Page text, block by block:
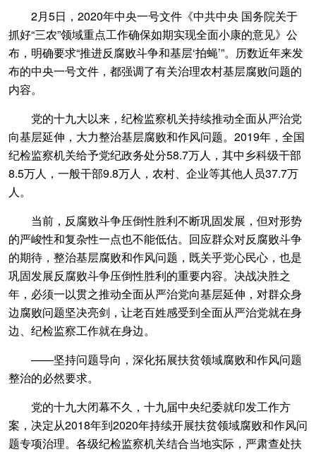
2月5日，2020年中央一号文件《中共中央 国务院关于
抓好“三农”领域重点工作确保如期实现全面小康的意见》公
布，明确要求“推进反腐败斗争和基层‘拍蝇’”。历数近年来发
布的中央一号文件，都强调了有关治理农村基层腐败问题的
内容。
党的十九大以来，纪检监察机关持续推动全面从严治党
向基层延伸，大力整治基层腐败和作风问题。2019年，全国
纪检监察机关给予党纪政务处分58.7万人，其中乡科级干部
8.5万人，一般干部9.8万人，农村、企业等其他人员37.7万
人。
当前，反腐败斗争压倒性胜利不断巩固发展，但对形势
的严峻性和复杂性一点也不能低估。回应群众对反腐败斗争
的期待，整治基层腐败和作风问题，既关乎党心民心，也是
巩固发展反腐败斗争压倒性胜利的重要内容。决战决胜之
年，必须一以贯之推动全面从严治党向基层延伸，对群众身
边腐败问题坚决亮剑，让老百姓感受到全面从严治党就在身
边、纪检监察工作就在身边。
——坚持问题导向，深化拓展扶贫领域腐败和作风问题
整治的必然要求。
党的十九大闭幕不久，十九届中央纪委就印发工作方
案，决定从2018年到2020年持续开展扶贫领域腐败和作风问
题专项治理。各级纪检监察机关结合当地实际，严肃查处扶